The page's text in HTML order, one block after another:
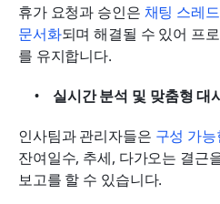
휴가 요청과 승인은 채팅 스레드
문서화되며 해결될 수 있어 프
를 유지합니다.
실시간 분석 및 맞춤형 대
인사팀과 관리자들은 구성 가
잔여일수, 추세, 다가오는 결근
보고를 할 수 있습니다.